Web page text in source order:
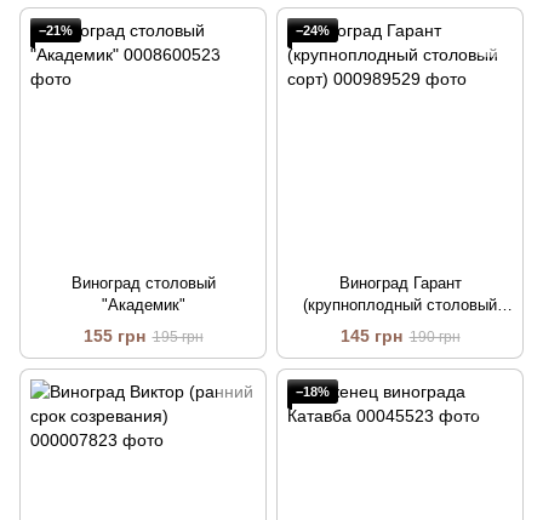
−21%
Виноград столовый
"Академик"
155 грн 195 грн
−24%
Виноград Гарант
(крупноплодный столовый
сорт)
145 грн 190 грн
−18%